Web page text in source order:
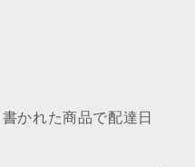
書かれた商品で配達日